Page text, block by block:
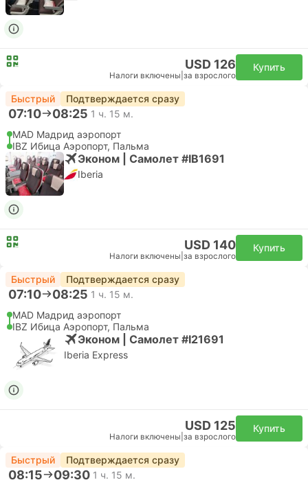
USD 126
Налоги включены за взрослого
Купить
Быстрый Подтверждается сразу
07:10 08:25 1 ч. 15 м.
MAD Мадрид аэропорт
IBZ Ибица Аэропорт, Пальма
Эконом | Самолет #IB1691
Iberia
USD 140
Налоги включены за взрослого
Купить
Быстрый Подтверждается сразу
07:10 08:25 1 ч. 15 м.
MAD Мадрид аэропорт
IBZ Ибица Аэропорт, Пальма
Эконом | Самолет #I21691
Iberia Express
USD 125
Налоги включены за взрослого
Купить
Быстрый Подтверждается сразу
08:15 09:30 1 ч. 15 м.